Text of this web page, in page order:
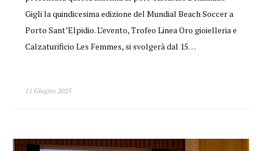
Gigli la quindicesima edizione del Mundial Beach Soccer a
Porto Sant’Elpidio. L’evento, Trofeo Linea Oro gioielleria e
Calzaturificio Les Femmes, si svolgerà dal 15…
11 Giugno 2025